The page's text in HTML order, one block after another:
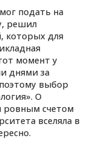
подать на
решил
которых для
момент у
днями за
выбор
О
ровным счетом
вселяла в